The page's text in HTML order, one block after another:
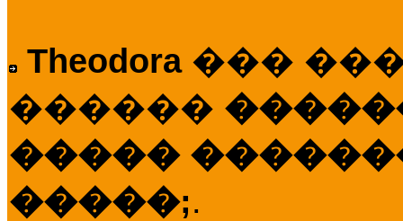
Theodora ���
������
�����
�����;.